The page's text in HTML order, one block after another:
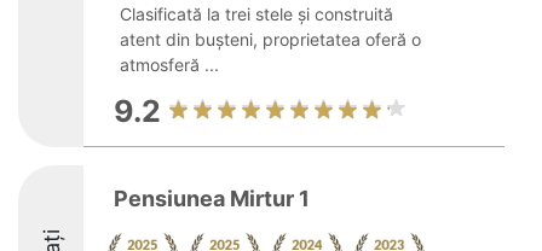
Clasificată la trei stele și construită
atent din bușteni, proprietatea oferă o
atmosferă ...
9.2
Pensiunea Mirtur 1